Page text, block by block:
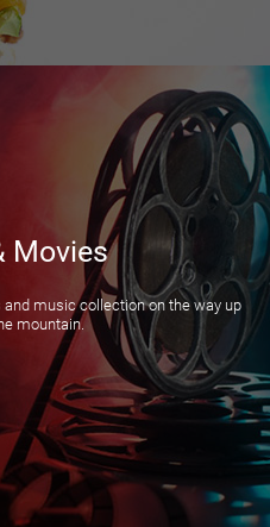
Movies
music collection on the way up
mountain.